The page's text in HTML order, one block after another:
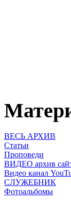
ВЕСЬ АРХИВ
Статьи
Проповеди
ВИДЕО архив
Видео канал
СЛУЖЕБНИК
Фотоальбомы